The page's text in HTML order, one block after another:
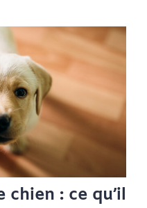
chien : ce qu’il